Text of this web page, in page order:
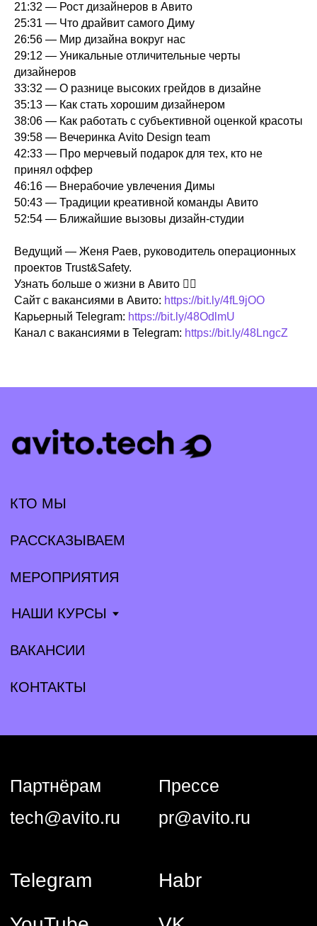
21:32 ― Рост дизайнеров в Авито
25:31 ― Что драйвит самого Диму
26:56 ― Мир дизайна вокруг нас
29:12 ― Уникальные отличительные черты
дизайнеров
33:32 ― О разнице высоких грейдов в дизайне
35:13 ― Как стать хорошим дизайнером
38:06 ― Как работать с субъективной оценкой красоты
39:58 ― Вечеринка Avito Design team
42:33 ― Про мерчевый подарок для тех, кто не
принял оффер
46:16 ― Внерабочие увлечения Димы
50:43 ― Традиции креативной команды Авито
52:54 ― Ближайшие вызовы дизайн-студии
Ведущий — Женя Раев, руководитель операционных
проектов Trust&Safety.
Узнать больше о жизни в Авито 👇🏻
Сайт с вакансиями в Авито: https://bit.ly/4fL9jOO
Карьерный Telegram: https://bit.ly/48OdlmU
Канал с вакансиями в Telegram: https://bit.ly/48LngcZ
их использования:
1) Название: Программа для ЭВМ «hrmka» версия 1.0.
https://hrmka.ru/
2) Название: Программное обеспечение «Аналитическая
и базы данных: Golang, Python, Kubernetes, Kafka, MongoDB,
PHP, Docker, Swift, Kotlin, PostgresQL, Redis, Clickhouse,
(ООО «Авито Тех»)
Коды видов деятельности в области информационных
технологий, осуществляемых организацией, в соответствии
Компания ООО «Авито Тех» проектирует, разрабатывает,
YouTube
КТО МЫ
РАССКАЗЫВАЕМ
НАШИ КУРСЫ
ВАКАНСИИ
КОНТАКТЫ
МЕРОПРИЯТИЯ